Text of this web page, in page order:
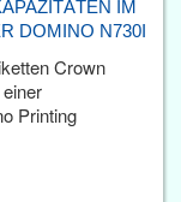
IM
DOMINO N730I
Crown
Printing